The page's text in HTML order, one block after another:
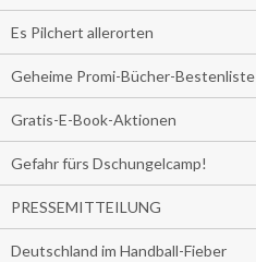
Es Pilchert allerorten
Geheime Promi-Bücher-Bestenliste
Gratis-E-Book-Aktionen
Gefahr fürs Dschungelcamp!
PRESSEMITTEILUNG
Deutschland im Handball-Fieber